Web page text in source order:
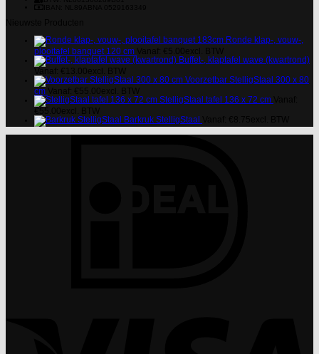
Ronde klap-, vouw-,
plooitafel banquet 120 cm
Buffet-, klaptafel wave (kwartrond)
Voorzetbar StelligStaal 300 x 80
cm
StelligStaal tafel 136 x 72 cm
Barkruk StelligStaal